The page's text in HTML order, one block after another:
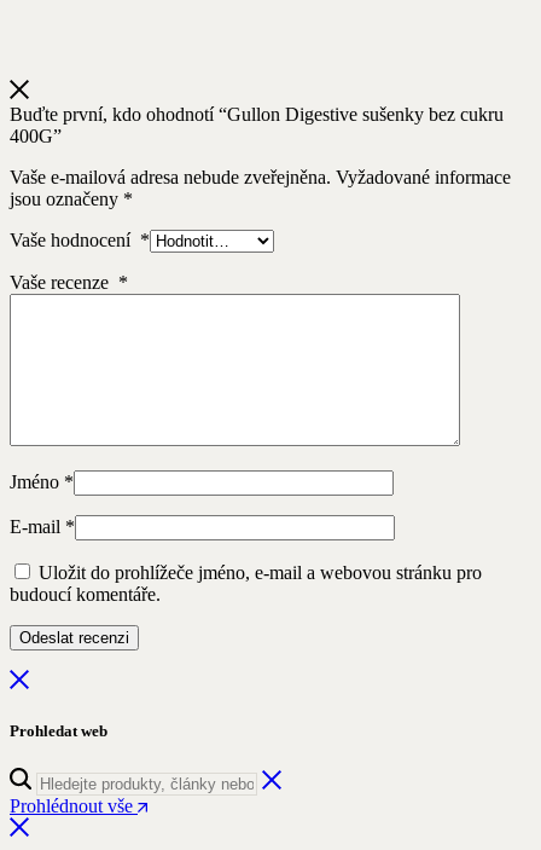
Buďte první, kdo ohodnotí “Gullon Digestive sušenky bez cukru
400G”
Vaše e-mailová adresa nebude zveřejněna. Vyžadované informace
jsou označeny *
Vaše hodnocení *
Vaše recenze *
Jméno *
E-mail *
Uložit do prohlížeče jméno, e-mail a webovou stránku pro
budoucí komentáře.
Prohledat web
Prohlédnout vše